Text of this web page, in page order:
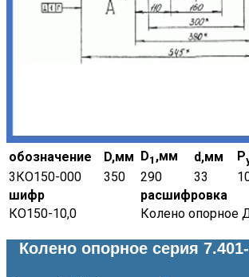
обозначение D,мм D1 ,мм d,мм Р
3КО150-000
350 290 33
шифр
расшифровка
КО150-10,0
Колено опорное
Колено опорное серия